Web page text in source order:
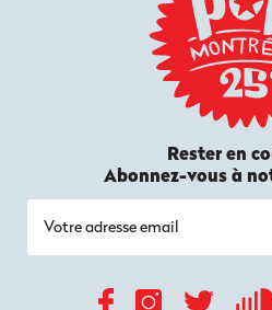
Rester en
Abonnez-vous à